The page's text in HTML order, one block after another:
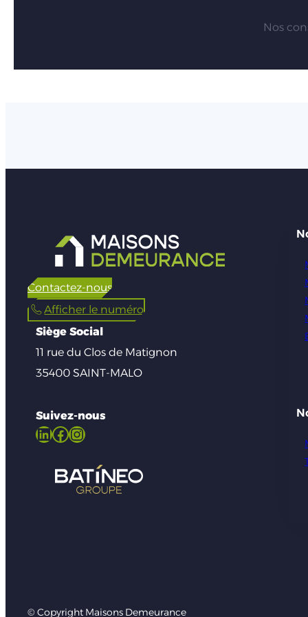
Nos
Contactez-nous
Afficher le numéro
Siège Social
11 rue du Clos de Matignon
35400 SAINT-MALO
Suivez-nous
LinkedIn Facebook Instagram
© Copyright Maisons Demeurance